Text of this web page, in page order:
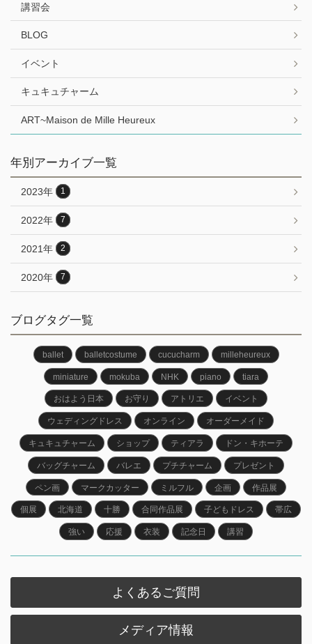
講習会
BLOG
イベント
キュキュチャーム
ART~Maison de Mille Heureux
年別アーカイブ一覧
2023年 1
2022年 7
2021年 2
2020年 7
ブログタグ一覧
ballet balletcostume cucucharm milleheureux
miniature mokuba NHK piano tiara
おはよう日本 お守り アトリエ イベント
ウェディングドレス オンライン オーダーメイド
キュキュチャーム ショップ ティアラ ドン・キホーテ
バッグチャーム バレエ プチチャーム プレゼント
ペン画 マークカッター ミルフル 企画 作品展
個展 北海道 十勝 合同作品展 子どもドレス 帯広
強い 応援 衣装 記念日 講習
よくあるご質問
メディア情報